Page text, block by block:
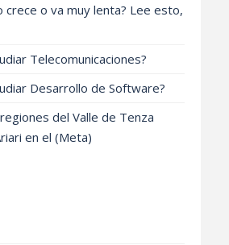
crece o va muy lenta? Lee esto,
Telecomunicaciones?
Desarrollo de Software?
del Valle de Tenza
en el (Meta)